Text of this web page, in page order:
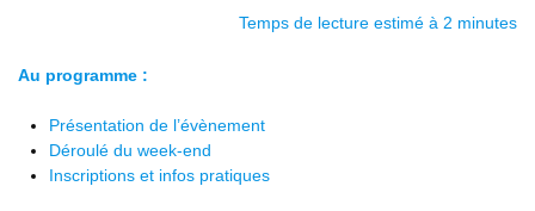
Temps de lecture estimé à 2 minutes
Au programme :
Présentation de l’évènement
Déroulé du week-end
Inscriptions et infos pratiques